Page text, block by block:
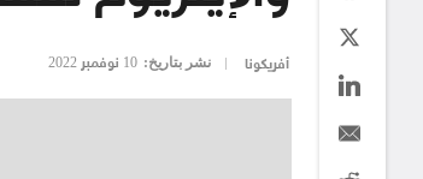
أفريكونا نشر بتاريخ: 10 نوفمبر 2022